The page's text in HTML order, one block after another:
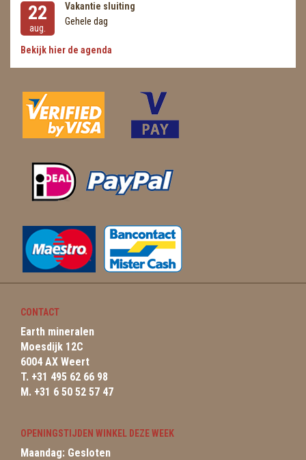
22
aug.
Vakantie sluiting
Gehele dag
Bekijk hier de agenda
CONTACT
Earth mineralen
Moesdijk 12C
6004 AX Weert
T. +31 495 62 66 98
M. +31 6 50 52 57 47
OPENINGSTIJDEN WINKEL DEZE WEEK
Maandag: Gesloten